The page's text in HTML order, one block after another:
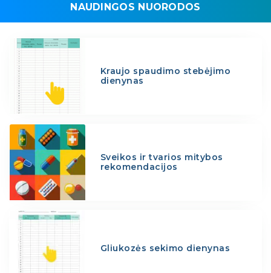
NAUDINGOS NUORODOS
Kraujo spaudimo stebėjimo
dienynas
Sveikos ir tvarios mitybos
rekomendacijos
Gliukozės sekimo dienynas